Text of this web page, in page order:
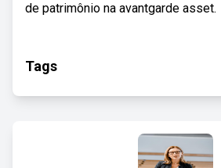
de patrimônio na avantgarde asset.
Tags